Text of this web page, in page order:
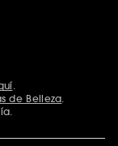
de Belleza